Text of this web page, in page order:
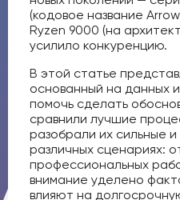
(кодовое название
Ryzen 9000 (на
усилило конкуренцию.
В этой статье
основанный на данных
помочь сделать
сравнили лучшие
разобрали их сильные
различных сценариях:
профессиональных
внимание уделено
влияют на